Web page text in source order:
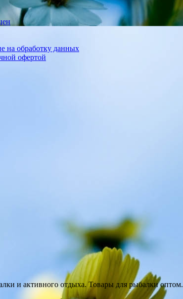
на обработку данных
офертой
и активного отдыха. Товары для рыбалки оптом.